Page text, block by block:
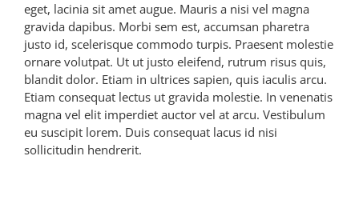
eget, lacinia sit amet augue. Mauris a nisi vel magna
gravida dapibus. Morbi sem est, accumsan pharetra
justo id, scelerisque commodo turpis. Praesent molestie
ornare volutpat. Ut ut justo eleifend, rutrum risus quis,
blandit dolor. Etiam in ultrices sapien, quis iaculis arcu.
Etiam consequat lectus ut gravida molestie. In venenatis
magna vel elit imperdiet auctor vel at arcu. Vestibulum
eu suscipit lorem. Duis consequat lacus id nisi
sollicitudin hendrerit.